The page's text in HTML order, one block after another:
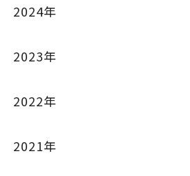
2024年
2023年
2022年
2021年